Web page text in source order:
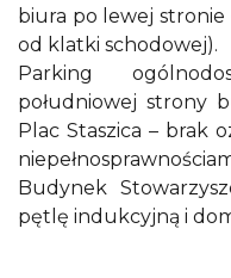
biura po lewej stronie
od klatki schodowej).
Parking
południowej strony
Plac Staszica – brak
Budynek
pętlę indukcyjną i